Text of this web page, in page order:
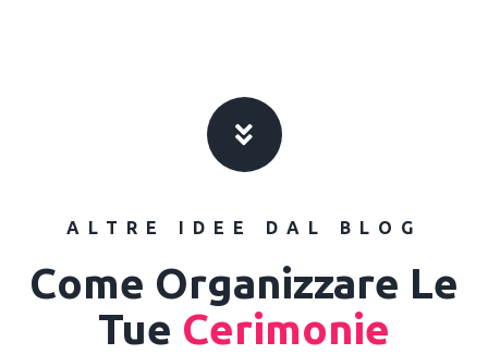
ALTRE IDEE DAL BLOG
Come Organizzare Le
Tue Cerimonie